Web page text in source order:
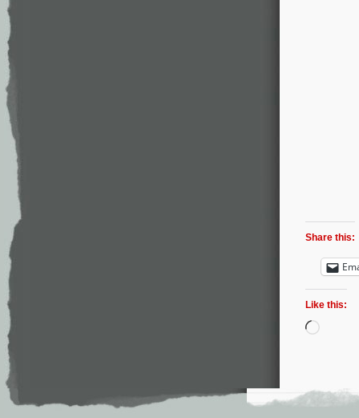
Share this:
Like this: